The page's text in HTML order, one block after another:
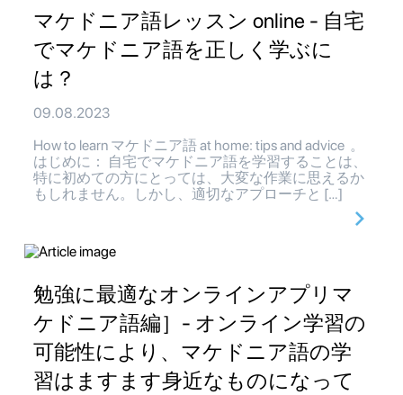
マケドニア語レッスン online - 自宅
でマケドニア語を正しく学ぶに
は？
09.08.2023
How to learn マケドニア語 at home: tips and advice 。
はじめに： 自宅でマケドニア語を学習することは、
特に初めての方にとっては、大変な作業に思えるか
もしれません。しかし、適切なアプローチと […]
勉強に最適なオンラインアプリマ
ケドニア語編］- オンライン学習の
可能性により、マケドニア語の学
習はますます身近なものになって